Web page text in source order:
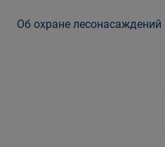
Об охране лесонасаждений